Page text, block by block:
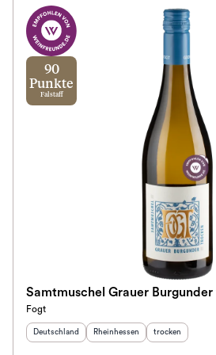
90
Punkte
Falstaff
Samtmuschel Grauer
Fogt
Herkunftsland
Deutschland Herkunftsregion :
Rheinhessen Geschmack
trocken